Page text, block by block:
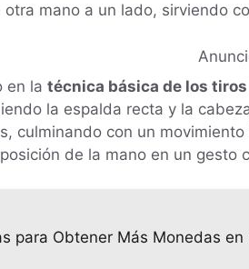
mano a un lado, sirviendo
en la técnica básica de los
la espalda recta y la
culminando con un
de la mano en un
para Obtener Más Monedas en